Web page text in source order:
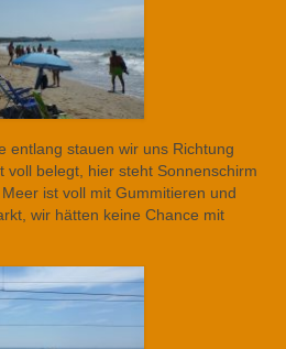
entlang stauen wir uns Richtung
voll belegt, hier steht Sonnenschirm
ist voll mit Gummitieren und
wir hätten keine Chance mit